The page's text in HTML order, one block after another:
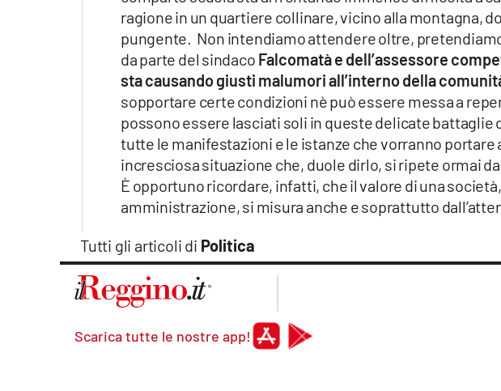
Vai
Tutti gli articoli di Politica
ragione in un quartiere collinare, vicino alla montagna,
pungente. Non intendiamo attendere oltre,
da parte del sindaco Falcomatà e dell’assessore
sta causando giusti malumori all’interno della
sopportare certe condizioni nè può essere messa a
possono essere lasciati soli in queste delicate battaglie
tutte le manifestazioni e le istanze che vorranno
incresciosa situazione che, duole dirlo, si ripete ormai
È opportuno ricordare, infatti, che il valore di una
amministrazione, si misura anche e soprattutto
Scarica tutte le nostre app!